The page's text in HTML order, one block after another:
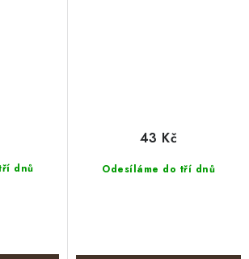
dnů Odesíláme do tří dnů
43 Kč